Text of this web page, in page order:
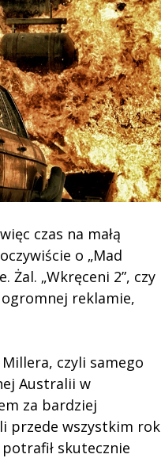
czas na małą
o „Mad
„Wkręceni 2”, czy
reklamie,
czyli samego
Australii w
za bardziej
przede wszystkim rok
skutecznie